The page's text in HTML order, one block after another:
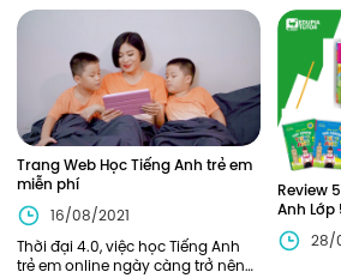
sẽ được ôn tập và
Edupia
hài
Trang Web Học Tiếng Anh trẻ em
miễn phí
16/08/2021
Thời đại 4.0, việc học Tiếng Anh
trẻ em online ngày càng trở nên
Review
Anh Lớp
28/